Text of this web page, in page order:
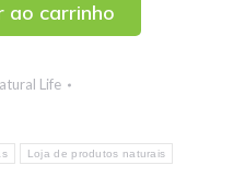
ao carrinho
Life
Loja de produtos naturais